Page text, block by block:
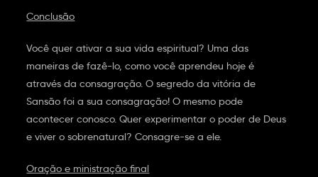
Conclusão
Você quer ativar a sua vida espiritual? Uma das
maneiras de fazê-lo, como você aprendeu hoje é
através da consagração. O segredo da vitória de
Sansão foi a sua consagração! O mesmo pode
acontecer conosco. Quer experimentar o poder de Deus
e viver o sobrenatural? Consagre-se a ele.
Oração e ministração final